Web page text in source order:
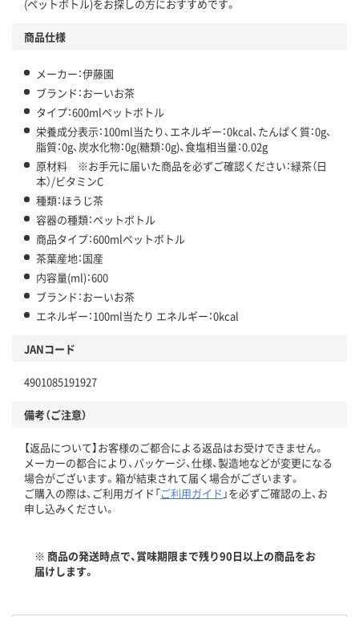
(ペットボトル)をお探しの方におすすめです。
商品仕様
メーカー：伊藤園
ブランド：おーいお茶
タイプ：600mlペットボトル
栄養成分表示：100ml当たり、エネルギー：0kcal、たんぱく質：0g、
脂質：0g、炭水化物：0g(糖類：0g)、食塩相当量：0.02g
原材料 ※お手元に届いた商品を必ずご確認ください：緑茶（日
本）/ビタミンC
種類：ほうじ茶
容器の種類：ペットボトル
商品タイプ：600mlペットボトル
茶葉産地：国産
内容量(ml)：600
ブランド：おーいお茶
エネルギー：100ml当たり エネルギー：0kcal
JANコード
4901085191927
備考（ご注意）
【返品について】お客様のご都合による返品はお受けできません。
メーカーの都合により、パッケージ、仕様、製造地などが変更になる
場合がございます。箱が結束されて届く場合がございます。
ご購入の際は、ご利用ガイド「ご利用ガイド 」を必ずご確認の上、お
申し込みください。
※ 商品の発送時点で、賞味期限まで残り90日以上の商品をお
届けします。